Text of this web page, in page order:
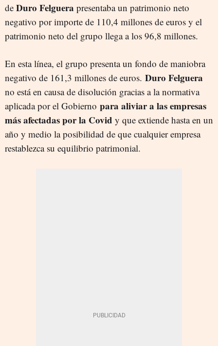
de Duro Felguera presentaba un patrimonio neto
negativo por importe de 110,4 millones de euros y el
patrimonio neto del grupo llega a los 96,8 millones.
En esta línea, el grupo presenta un fondo de maniobra
negativo de 161,3 millones de euros. Duro Felguera
no está en causa de disolución gracias a la normativa
aplicada por el Gobierno para aliviar a las empresas
más afectadas por la Covid y que extiende hasta en un
año y medio la posibilidad de que cualquier empresa
restablezca su equilibrio patrimonial.